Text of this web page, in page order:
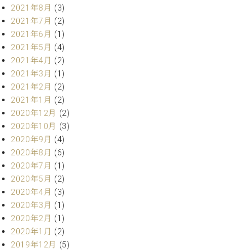
房
ブ
ロ
グ
ア
セ
ス
お
問
い
合
せ
ア
ー
テ
ィ
ス
2021年8月 (3)
2021年7月 (2)
2021年6月 (1)
2021年5月 (4)
2021年4月 (2)
2021年3月 (1)
2021年2月 (2)
2021年1月 (2)
2020年12月 (2)
2020年10月 (3)
2020年9月 (4)
2020年8月 (6)
2020年7月 (1)
2020年5月 (2)
2020年4月 (3)
2020年3月 (1)
2020年2月 (1)
2020年1月 (2)
2019年12月 (5)